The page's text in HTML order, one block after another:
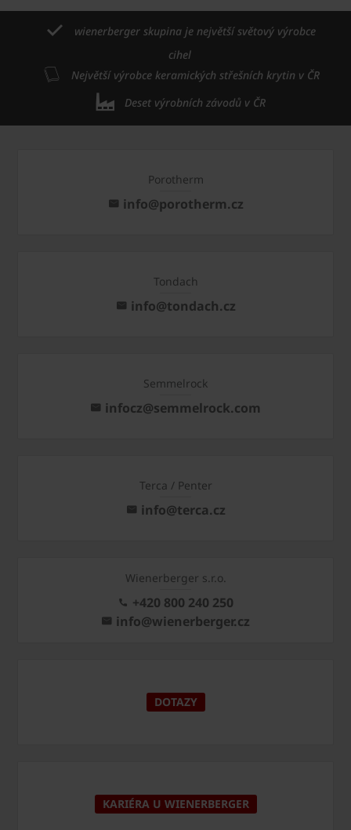
wienerberger skupina je největší světový výrobce
cihel
Největší výrobce keramických střešních krytin v ČR
Deset výrobních závodů v ČR
Porotherm
info@porotherm.cz
Tondach
info@tondach.cz
Semmelrock
infocz@semmelrock.com
Terca / Penter
info@terca.cz
Wienerberger s.r.o.
+420 800 240 250
info@wienerberger.cz
DOTAZY
KARIÉRA U WIENERBERGER